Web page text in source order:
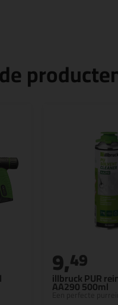
illbruck PUR
AA290 500ml
Een perfecte
9,49